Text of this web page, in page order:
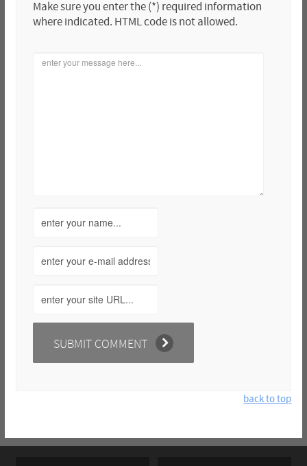
Make sure you enter the (*) required information
where indicated. HTML code is not allowed.
back to top